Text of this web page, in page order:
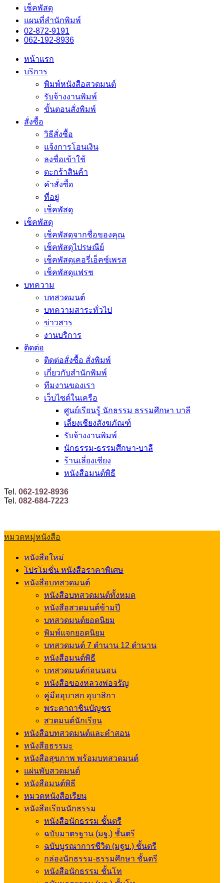
เช็คพัสดุ
แผนที่สำนักพิมพ์
02-872-9191
062-192-8936
หน้าแรก
บริการ
พิมพ์หนังสือสวดมนต์
รับจ้างงานพิมพ์
ขั้นตอนสั่งพิมพ์
สั่งซื้อ
วิธีสั่งซื้อ
แจ้งการโอนเงิน
ลงชื่อเข้าใช้
ตะกร้าสินค้า
คำสั่งซื้อ
ที่อยู่
เช็คพัสดุ
เช็คพัสดุ
เช็คพัสดุจากชื่อของคุณ
เช็คพัสดุไปรษณีย์
เช็คพัสดุเคอรี่เอ็คซ์เพรส
เช็คพัสดุแฟรช
บทความ
บทสวดมนต์
บทความสาระทั่วไป
ข่าวสาร
งานบริการ
ติดต่อ
ติดต่อสั่งซื้อ สั่งพิมพ์
เกี่ยวกับสำนักพิมพ์
ทีมงานของเรา
เว็บไซต์ในเครือ
ศูนย์เรียนรู้ นักธรรม ธรรมศึกษา บาลี
เลี่ยงเชียงสังฆภัณฑ์
รับจ้างงานพิมพ์
นักธรรม-ธรรมศึกษา-บาลี
ร้านเลี่ยงเชียง
หนังสือมนต์พิธี
Tel. 062-192-8936
Tel. 082-684-7223
หมวดหมู่หนังสือ
หนังสือใหม่
โปรโมชั่น หนังสือราคาพิเศษ
หนังสือบทสวดมนต์
หนังสือบทสวดมนต์ทั้งหมด
หนังสือสวดมนต์ข้ามปี
บทสวดมนต์ยอดนิยม
พิมพ์แจกยอดนิยม
บทสวดมนต์ 7 ตำนาน 12 ตำนาน
หนังสือมนต์พิธี
บทสวดมนต์ก่อนนอน
หนังสือของหลวงพ่อจรัญ
คู่มืออุบาสก อุบาสิกา
พระคาถาชินบัญชร
สวดมนต์นักเรียน
หนังสือบทสวดมนต์และคำสอน
หนังสือธรรมะ
หนังสือสุขภาพ พร้อมบทสวดมนต์
แผ่นพับสวดมนต์
หนังสือมนต์พิธี
หมวดหนังสือเรียน
หนังสือเรียนนักธรรม
หนังสือนักธรรม ชั้นตรี
ฉบับมาตรฐาน (มฐ.) ชั้นตรี
ฉบับบูรณาการชีวิต (มฐบ.) ชั้นตรี
กล่องนักธรรม-ธรรมศึกษา ชั้นตรี
หนังสือนักธรรม ชั้นโท